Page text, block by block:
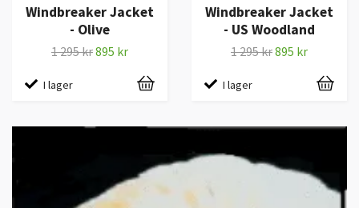
Windbreaker Jacket
- Olive
1 295 kr895 kr
I lager
Windbreaker Jacket
- US Woodland
1 295 kr895 kr
I lager